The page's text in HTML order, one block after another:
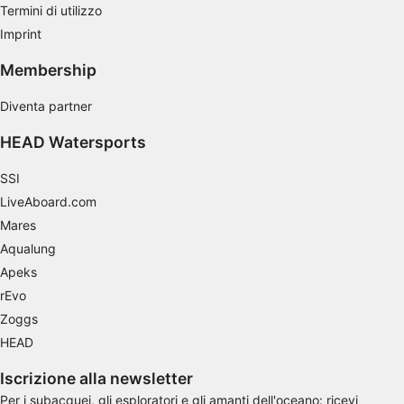
Termini di utilizzo
Imprint
Membership
Diventa partner
HEAD Watersports
SSI
LiveAboard.com
Mares
Aqualung
Apeks
rEvo
Zoggs
HEAD
Iscrizione alla newsletter
Per i subacquei, gli esploratori e gli amanti dell'oceano: ricevi
Utilizzare dati limitati per la selezione dei
Utilizzare dati di geolocalizzazione precisi
Riconoscere i dispositivi in base a
Prestazione